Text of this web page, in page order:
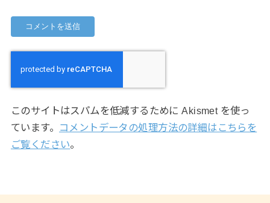
このサイトはスパムを低減するために Akismet を使っ
ています。
コメントデータの処理方法の詳細はこちらを
ご覧ください。